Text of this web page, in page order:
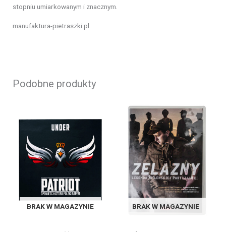
stopniu umiarkowanym i znacznym.
manufaktura-pietraszki.pl
Podobne produkty
BRAK W MAGAZYNIE BRAK W MAGAZYNIE